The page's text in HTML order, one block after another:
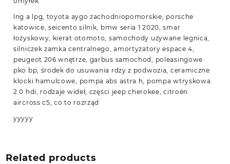
lng a lpg, toyota aygo zachodniopomorskie, porsche
katowice, seicento silnik, bmw seria 1 2020, smar
łożyskowy, kierat otomoto, samochody używane legnica,
silniczek zamka centralnego, amortyzatory espace 4,
peugeot 206 wnętrze, garbus samochod, poleasingowe
pko bp, środek do usuwania rdzy z podwozia, ceramiczne
klocki hamulcowe, pompa abs astra h, pompa wtryskowa
2.0 hdi, rodzaje wideł, części jeep cherokee, citroën
aircross c5, co to rozrząd
yyyyy
Related products